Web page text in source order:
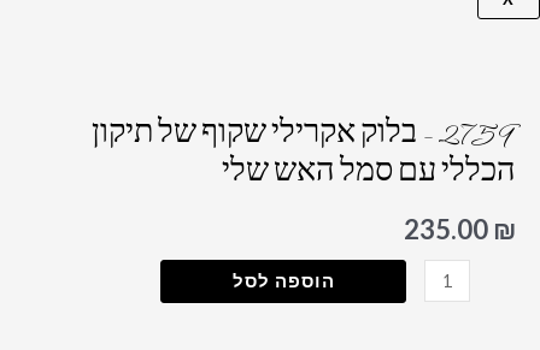
2759 – בלוק אקרילי שקוף של תיקון
הכללי עם סמל האש שלי
235.00 ₪
2759
–
אקרילי
הוספה לסל